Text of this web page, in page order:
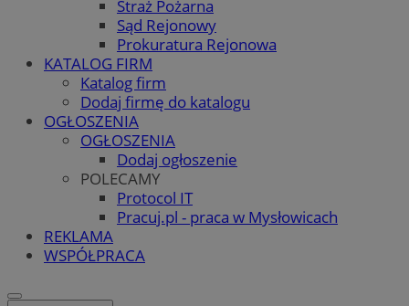
Straż Pożarna
Sąd Rejonowy
Prokuratura Rejonowa
KATALOG FIRM
Katalog firm
Dodaj firmę do katalogu
OGŁOSZENIA
OGŁOSZENIA
Dodaj ogłoszenie
POLECAMY
Protocol IT
Pracuj.pl - praca w Mysłowicach
REKLAMA
WSPÓŁPRACA